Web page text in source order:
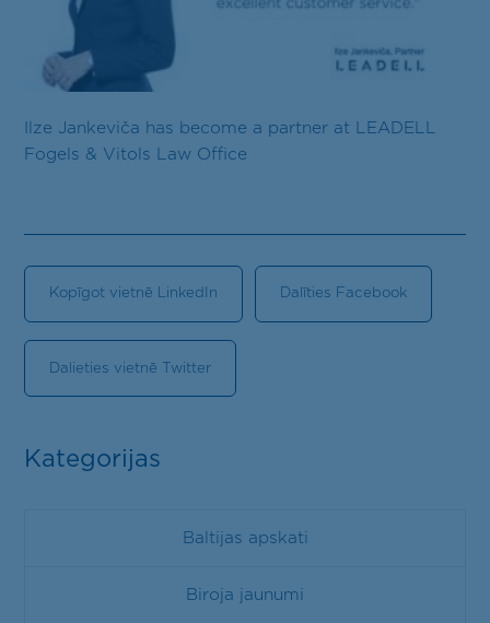
Ilze Jankeviča has become a partner at LEADELL
Fogels & Vitols Law Office
Kopīgot vietnē LinkedIn Dalīties Facebook
Dalieties vietnē Twitter
Kategorijas
Baltijas apskati
Biroja jaunumi